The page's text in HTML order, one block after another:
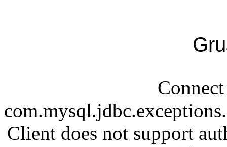
Client does not support